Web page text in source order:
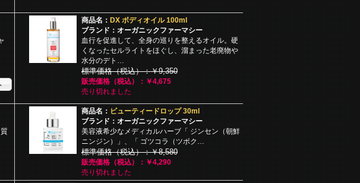
商品名： DX ボディオイル 100ml
ブランド：オーガニックファーマシー
血行を促進して、全身の巡りを整えるオイル。硬
くなったセルライトをほぐし、溜まった老廃物や
水分のデト…
標準価格（税込）：￥9,350
販売価格（税込）：￥4,675
売り切れました
商品名： ビューティードロップ 30ml
ブランド：オーガニックファーマシー
美容液希少なメディカルハーブ「 ジンセン（朝鮮
ニンジン）」、「 ゴツコラ（ツボク…
標準価格（税込）：￥8,580
販売価格（税込）：￥4,290
売り切れました